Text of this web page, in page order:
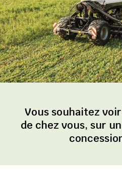
Vous souhaitez
de chez vous, sur